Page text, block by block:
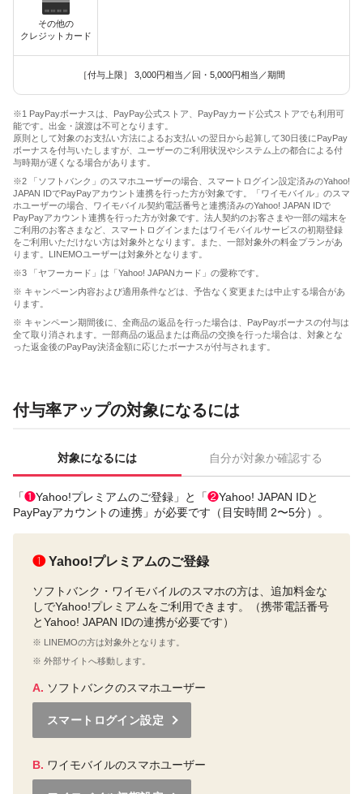
その他の
クレジットカード
［付与上限］ 3,000円相当／回・5,000円相当／期間
※1 PayPayボーナスは、PayPay公式ストア、PayPayカード公式ストアでも利用可
能です。出金・譲渡は不可となります。
原則として対象のお支払い方法によるお支払いの翌日から起算して30日後にPayPay
ボーナスを付与いたしますが、ユーザーのご利用状況やシステム上の都合による付
与時期が遅くなる場合があります。
※2 「ソフトバンク」のスマホユーザーの場合、スマートログイン設定済みのYahoo!
JAPAN IDでPayPayアカウント連携を行った方が対象です。「ワイモバイル」のスマ
ホユーザーの場合、ワイモバイル契約電話番号と連携済みのYahoo! JAPAN IDで
PayPayアカウント連携を行った方が対象です。法人契約のお客さまや一部の端末を
ご利用のお客さまなど、スマートログインまたはワイモバイルサービスの初期登録
をご利用いただけない方は対象外となります。また、一部対象外の料金プランがあ
ります。LINEMOユーザーは対象外となります。
※3 「ヤフーカード」は「Yahoo! JAPANカード」の愛称です。
※ キャンペーン内容および適用条件などは、予告なく変更または中止する場合があ
ります。
※ キャンペーン期間後に、全商品の返品を行った場合は、PayPayボーナスの付与は
全て取り消されます。一部商品の返品または商品の交換を行った場合は、対象とな
った返金後のPayPay決済金額に応じたボーナスが付与されます。
付与率アップの対象になるには
対象になるには 自分が対象か確認する
「❶Yahoo!プレミアムのご登録」と「❷Yahoo! JAPAN IDと
PayPayアカウントの連携」が必要です（目安時間 2〜5分）。
❶ Yahoo!プレミアムのご登録
ソフトバンク・ワイモバイルのスマホの方は、追加料金な
しでYahoo!プレミアムをご利用できます。（携帯電話番号
とYahoo! JAPAN IDの連携が必要です）
※ LINEMOの方は対象外となります。
※ 外部サイトへ移動します。
A. ソフトバンクのスマホユーザー
スマートログイン設定
B. ワイモバイルのスマホユーザー